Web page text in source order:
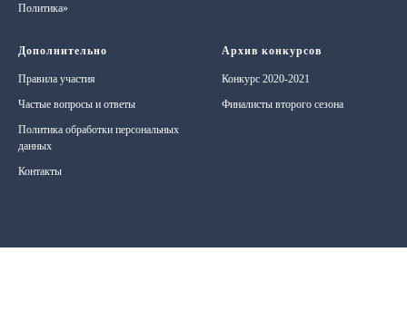
Политика»
Дополнительно
Правила участия
Частые вопросы и ответы
Политика обработки персональных
данных
Контакты
Архив конкурсов
Конкурс 2020-2021
Финалисты второго сезона